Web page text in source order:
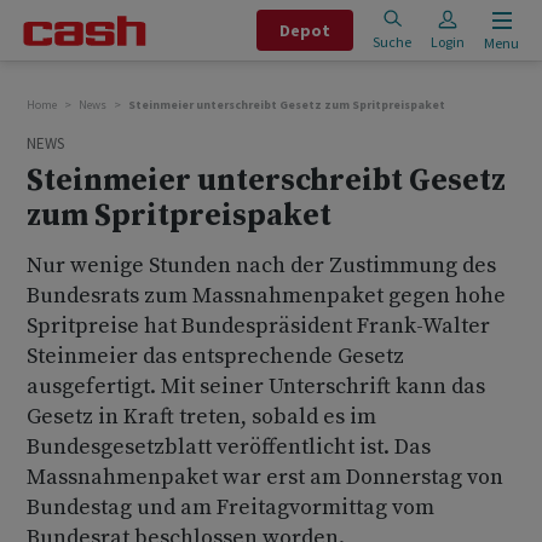
Depot
Suche Login Menu
Home News Steinmeier unterschreibt Gesetz zum Spritpreispaket
NEWS
Steinmeier unterschreibt Gesetz
zum Spritpreispaket
Nur wenige Stunden nach der Zustimmung des
Bundesrats zum Massnahmenpaket gegen hohe
Spritpreise hat Bundespräsident Frank-Walter
Steinmeier das entsprechende Gesetz
ausgefertigt. Mit seiner Unterschrift kann das
Gesetz in Kraft treten, sobald es im
Bundesgesetzblatt veröffentlicht ist. Das
Massnahmenpaket war erst am Donnerstag von
Bundestag und am Freitagvormittag vom